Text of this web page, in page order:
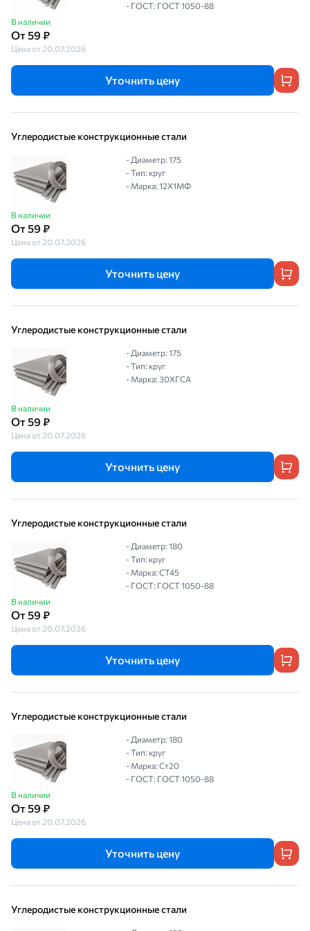
В наличии
От 59 ₽
Цена от 20.07.2026
- ГОСТ: ГОСТ 1050-88
Уточнить цену
Углеродистые конструкционные стали
В наличии
От 59 ₽
Цена от 20.07.2026
- Диаметр: 175
- Тип: круг
- Марка: 12Х1МФ
Уточнить цену
Углеродистые конструкционные стали
В наличии
От 59 ₽
Цена от 20.07.2026
- Диаметр: 175
- Тип: круг
- Марка: 30ХГСА
Уточнить цену
Углеродистые конструкционные стали
В наличии
От 59 ₽
Цена от 20.07.2026
- Диаметр: 180
- Тип: круг
- Марка: СТ45
- ГОСТ: ГОСТ 1050-88
Уточнить цену
Углеродистые конструкционные стали
В наличии
От 59 ₽
Цена от 20.07.2026
- Диаметр: 180
- Тип: круг
- Марка: Ст20
- ГОСТ: ГОСТ 1050-88
Уточнить цену
Углеродистые конструкционные стали